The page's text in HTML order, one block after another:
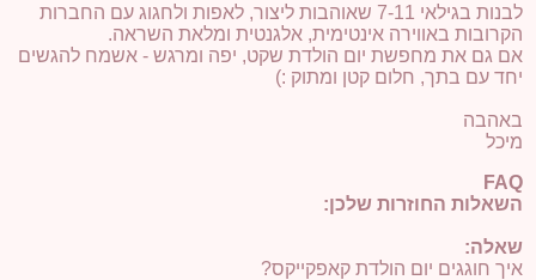
לבנות בגילאי 7-11 שאוהבות ליצור, לאפות ולחגוג עם החברות
הקרובות באווירה אינטימית, אלגנטית ומלאת השראה.
אם גם את מחפשת יום הולדת שקט, יפה ומרגש - אשמח להגשים
יחד עם בתך, חלום קטן ומתוק :)
באהבה
מיכל
FAQ
השאלות החוזרות שלכן:
שאלה:
איך חוגגים יום הולדת קאפקייקס?